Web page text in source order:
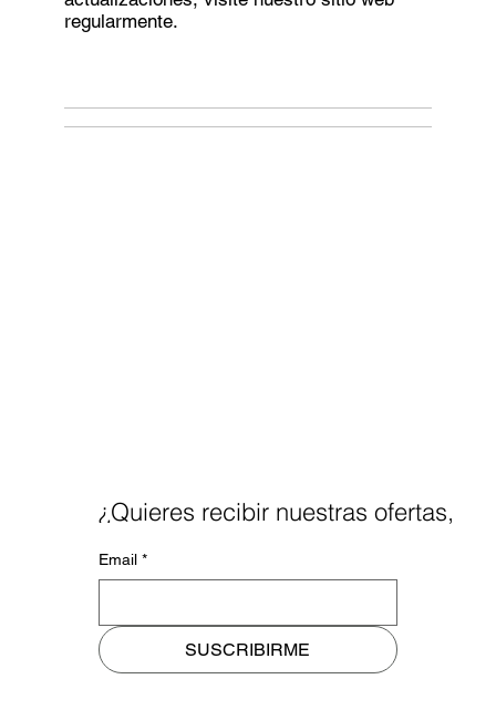
regularmente.
¿Quieres recibir nuestras ofertas,
noticias y blog a tu mail?
Email *
SUSCRIBIRME